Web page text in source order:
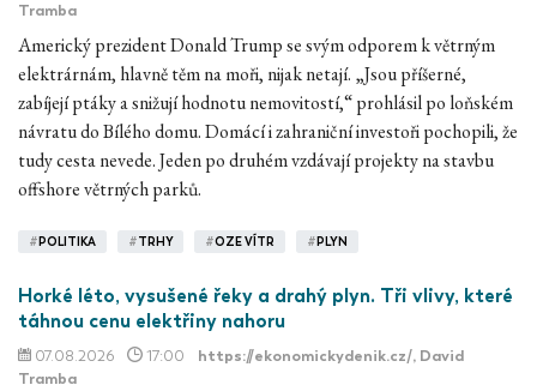
Tramba
Americký prezident Donald Trump se svým odporem k větrným
elektrárnám, hlavně těm na moři, nijak netají. „Jsou příšerné,
zabíjejí ptáky a snižují hodnotu nemovitostí,“ prohlásil po loňském
návratu do Bílého domu. Domácí i zahraniční investoři pochopili, že
tudy cesta nevede. Jeden po druhém vzdávají projekty na stavbu
offshore větrných parků.
# POLITIKA #TRHY #OZE VÍTR # PLYN
Horké léto, vysušené řeky a drahý plyn. Tři vlivy, které
táhnou cenu elektřiny nahoru
07.08.2026 17:00 https://ekonomickydenik.cz/, David
Tramba